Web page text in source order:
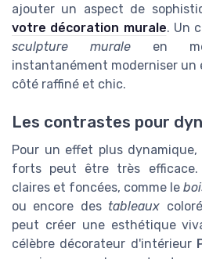
ajouter un aspect de
votre décoration murale. Un
sculpture murale en
instantanément moderniser un
côté raffiné et chic.
Les contrastes pour
Pour un effet plus
forts peut être très efficace.
claires et foncées, comme le
ou encore des tableaux
peut créer une esthétique
célèbre décorateur d'intérieur